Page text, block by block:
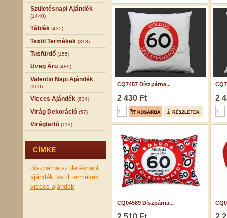
Születésnapi Ajándék
(1440)
Táblák (435)
Textil Termékek (318)
Tusfürdő (155)
Üveg Áru (489)
Valentin Napi Ajándék
(300)
Vicces Ajándék (634)
Virág Dekoráció (57)
Virágtartó (113)
CÍMKE
díszpárna születésnapi
ajándék textil termékek
vicces ajándék
CQ7457 Díszpárna...
2 430 Ft 2
CQ04589 Díszpárna...